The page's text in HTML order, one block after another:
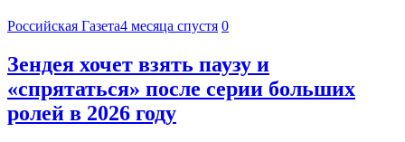
Российская Газета4 месяца спустя 0
Зендея хочет взять паузу и
«спрятаться» после серии больших
ролей в 2026 году